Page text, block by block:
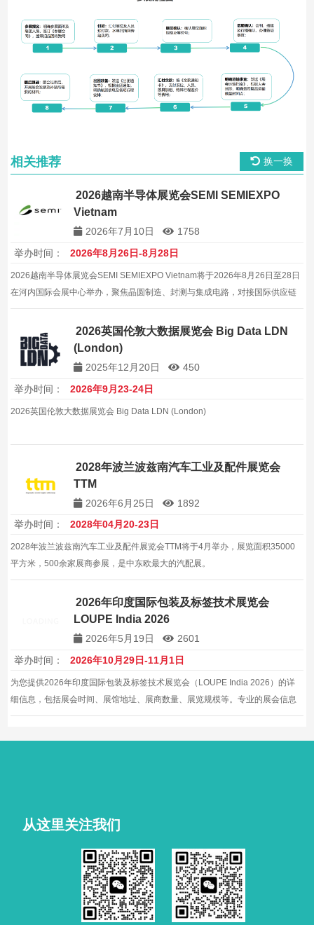
相关推荐 换一换
2026越南半导体展览会SEMI SEMIEXPO
Vietnam
2026年7月10日
1758
举办时间：
2026年8月26日-8月28日
2026越南半导体展览会SEMI SEMIEXPO Vietnam将于2026年8月26日至28日
在河内国际会展中心举办，聚焦晶圆制造、封测与集成电路，对接国际供应链
与本土制造基地，把握东盟芯片产业战略机遇，是布局越南半导体市场的国家
2026英国伦敦大数据展览会 Big Data LDN
(London)
2025年12月20日
450
举办时间：
2026年9月23-24日
2026英国伦敦大数据展览会 Big Data LDN (London)
2028年波兰波兹南汽车工业及配件展览会
TTM
2026年6月25日
1892
举办时间：
2028年04月20-23日
2028年波兰波兹南汽车工业及配件展览会TTM将于4月举办，展览面积35000
平方米，500余家展商参展，是中东欧最大的汽配展。
2026年印度国际包装及标签技术展览会
LOUPE India 2026
2026年5月19日
2601
举办时间：
2026年10月29日-11月1日
为您提供2026年印度国际包装及标签技术展览会（LOUPE India 2026）的详
细信息，包括展会时间、展馆地址、展商数量、展览规模等。专业的展会信息
服务，帮助企业拓展印度及全球包装机械市场。
从这里关注我们